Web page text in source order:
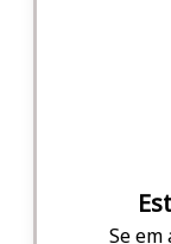
Se em